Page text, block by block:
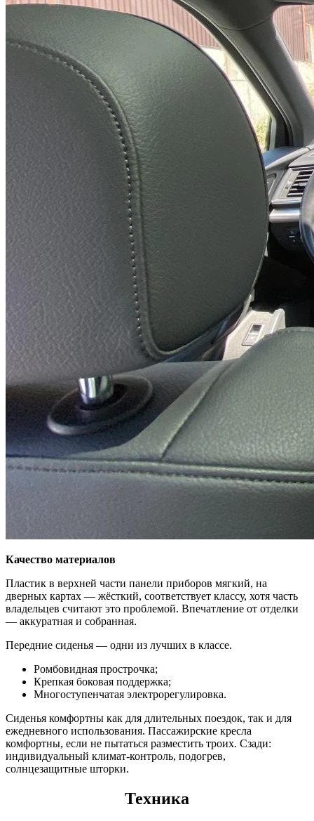
Качество материалов
Пластик в верхней части панели приборов мягкий, на
дверных картах — жёсткий, соответствует классу, хотя часть
владельцев считают это проблемой. Впечатление от отделки
— аккуратная и собранная.
Передние сиденья — одни из лучших в классе.
Ромбовидная прострочка;
Крепкая боковая поддержка;
Многоступенчатая электрорегулировка.
Сиденья комфортны как для длительных поездок, так и для
ежедневного использования. Пассажирские кресла
комфортны, если не пытаться разместить троих. Сзади:
индивидуальный климат-контроль, подогрев,
солнцезащитные шторки.
Техника